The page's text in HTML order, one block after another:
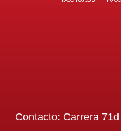
Contacto: Carrera 71d